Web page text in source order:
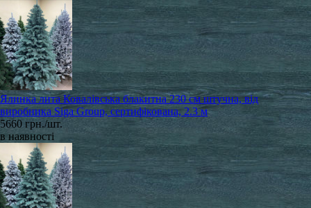
Ялинка лита Ковалівська блакитна 230 см штучна, від
виробника Siga Group, сертифікована, 2.3 м
5660 грн./шт.
в наявності